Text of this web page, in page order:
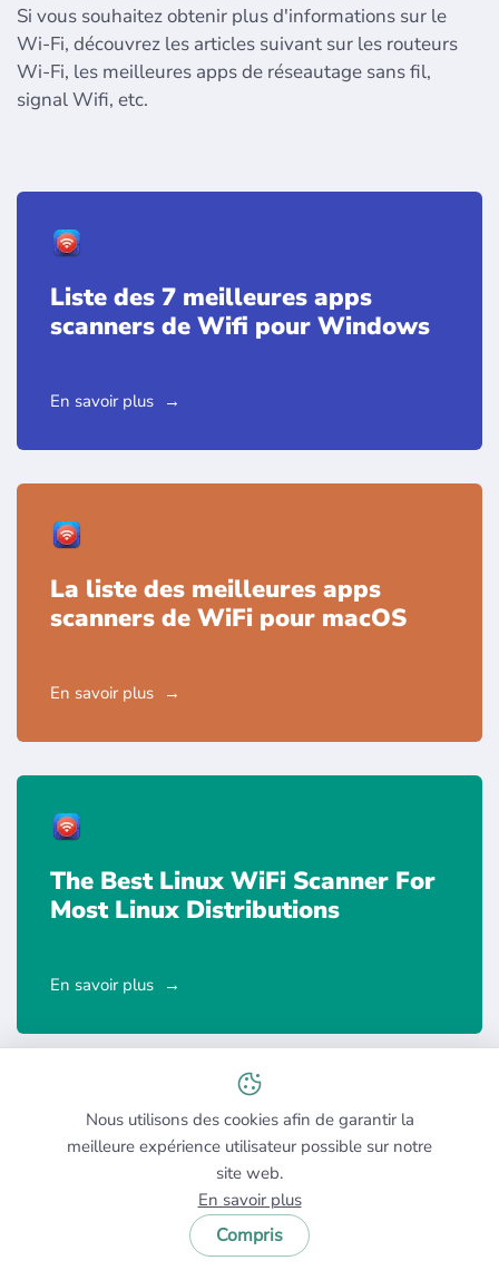
Si vous souhaitez obtenir plus d'informations sur le
Wi-Fi, découvrez les articles suivant sur les routeurs
Wi-Fi, les meilleures apps de réseautage sans fil,
signal Wifi, etc.
Liste des 7 meilleures apps
scanners de Wifi pour Windows
En savoir plus
La liste des meilleures apps
scanners de WiFi pour macOS
En savoir plus
The Best Linux WiFi Scanner For
Most Linux Distributions
En savoir plus
Nous utilisons des cookies afin de garantir la
meilleure expérience utilisateur possible sur notre
site web.
En savoir plus
Compris